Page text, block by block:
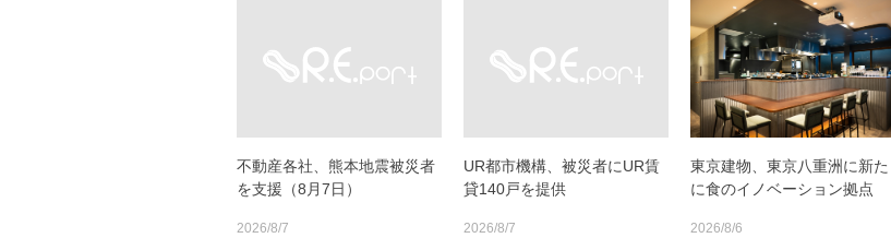
不動産各社、熊本地震被災者
を支援（8月7日）
2026/8/7
UR都市機構、被災者にUR賃
貸140戸を提供
2026/8/7
東京建物、東京八重洲に新た
に食のイノベーション拠点
2026/8/6